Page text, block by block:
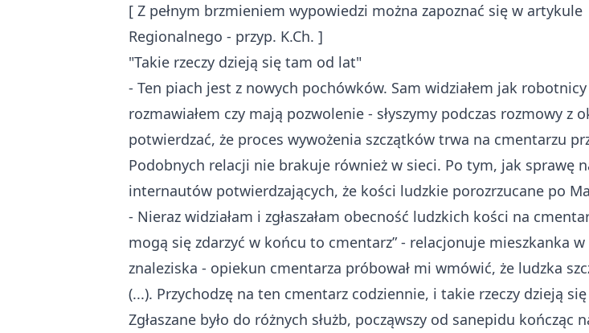
[ Z pełnym brzmieniem wypowiedzi można zapoznać się w artykule
Regionalnego - przyp. K.Ch. ]
"Takie rzeczy dzieją się tam od lat"
- Ten piach jest z nowych pochówków. Sam widziałem jak
rozmawiałem czy mają pozwolenie - słyszymy podczas rozmowy
potwierdzać, że proces wywożenia szczątków trwa na cmentarzu
Podobnych relacji nie brakuje również w sieci. Po tym, jak sprawę
internautów potwierdzających, że kości ludzkie porozrzucane po
- Nieraz widziałam i zgłaszałam obecność ludzkich kości na
mogą się zdarzyć w końcu to cmentarz” - relacjonuje mieszkanka
znaleziska - opiekun cmentarza próbował mi wmówić, że ludzka
(...). Przychodzę na ten cmentarz codziennie, i takie rzeczy dzieją
Zgłaszane było do różnych służb, począwszy od sanepidu kończąc